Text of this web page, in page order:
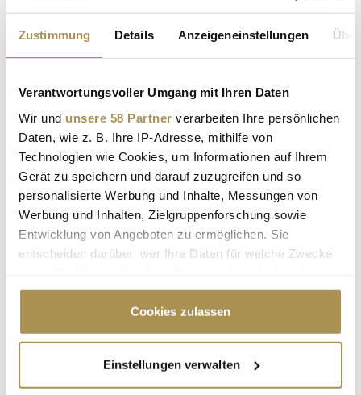
Zustimmung Details Anzeigeneinstellungen
Verantwortungsvoller Umgang mit Ihren Daten
Wir und unsere 58 Partner verarbeiten Ihre persönlichen
Daten, wie z. B. Ihre IP-Adresse, mithilfe von
Technologien wie Cookies, um Informationen auf Ihrem
Gerät zu speichern und darauf zuzugreifen und so
personalisierte Werbung und Inhalte, Messungen von
Werbung und Inhalten, Zielgruppenforschung sowie
Entwicklung von Angeboten zu ermöglichen. Sie
entscheiden darüber, wer Ihre Daten für welche Zwecke
Cookie-Erklärung oder durch Klicken auf das Privacy
Trigger Symbol ändern oder widerrufen
Informationen über Ihre geografische Lage
erfassen, welche bis auf einige Meter genau sein
Cookies zulassen
Einstellungen verwalten